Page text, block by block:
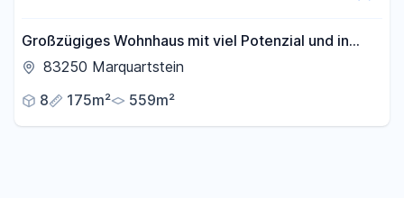
Großzügiges Wohnhaus mit viel Potenzial und in
bester Lage
83250 Marquartstein
8
175m² 559m²